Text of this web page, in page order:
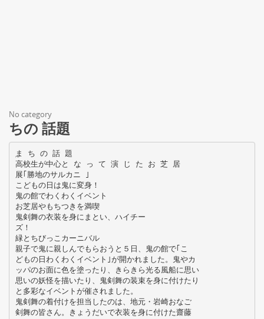
No category
ちの 話題
ۭま ち の 話 題
高校生が中心と な っ て 演 じ た お 芝 居
展｢勝地のサルカニ ｣
こどもの日は鬼に変身！
鬼の館でわくわくイベント
お芝居やもちつきを満喫
鬼剣舞の衣装を身にまとい、ハイチー
ズ！
緑とちびっこカーニバル
親子で鬼に親しんでもらおうと５日、鬼の館で｢こ
どもの日わくわくイベント｣が開かれました。鬼やカ
ッパのお面に色を塗ったり、きらきら光る風船に思い
思いの妖怪を描いたり、鬼剣舞の装束を身に付けたり
と多彩なイベントが催されました。
鬼剣舞の着付けを担当したのは、地元・岩崎おなご
剣舞の皆さん。きょうだいで衣装を身に付けた齋藤